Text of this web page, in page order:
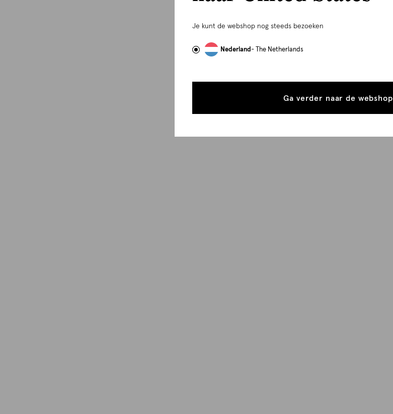
Je kunt de webshop nog steeds bezoeken
Nederland- The Netherlands
Ga verder naar de webshop